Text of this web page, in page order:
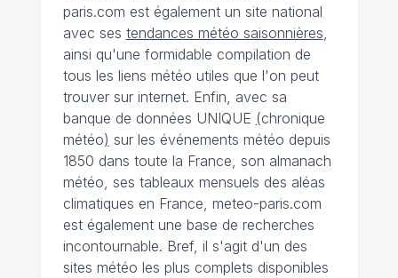
paris.com est également un site national
avec ses tendances météo saisonnières
ainsi qu'une formidable compilation de
tous les liens météo utiles que l'on peut
trouver sur internet. Enfin, avec sa
banque de données UNIQUE (chronique
météo) sur les événements météo depuis
1850 dans toute la France, son almanach
météo, ses tableaux mensuels des aléas
climatiques en France, meteo-paris.com
est également une base de recherches
incontournable. Bref, il s'agit d'un des
sites météo les plus complets disponibles